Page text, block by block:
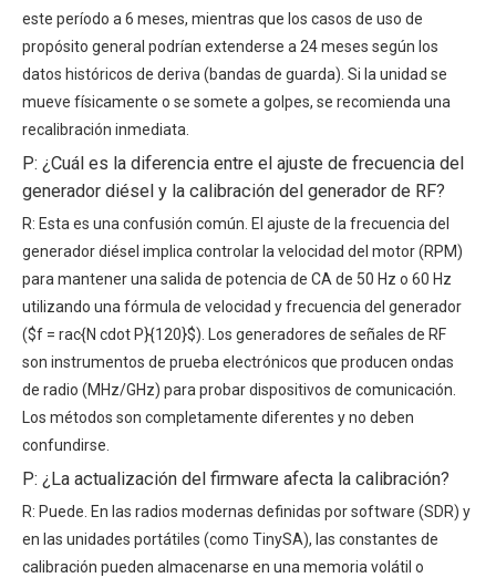
este período a 6 meses, mientras que los casos de uso de
propósito general podrían extenderse a 24 meses según los
datos históricos de deriva (bandas de guarda). Si la unidad se
mueve físicamente o se somete a golpes, se recomienda una
recalibración inmediata.
P: ¿Cuál es la diferencia entre el ajuste de frecuencia del
generador diésel y la calibración del generador de RF?
R: Esta es una confusión común. El ajuste de la frecuencia del
generador diésel implica controlar la velocidad del motor (RPM)
para mantener una salida de potencia de CA de 50 Hz o 60 Hz
utilizando una fórmula de velocidad y frecuencia del generador
($f = rac{N cdot P}{120}$). Los generadores de señales de RF
son instrumentos de prueba electrónicos que producen ondas
de radio (MHz/GHz) para probar dispositivos de comunicación.
Los métodos son completamente diferentes y no deben
confundirse.
P: ¿La actualización del firmware afecta la calibración?
R: Puede. En las radios modernas definidas por software (SDR) y
en las unidades portátiles (como TinySA), las constantes de
calibración pueden almacenarse en una memoria volátil o